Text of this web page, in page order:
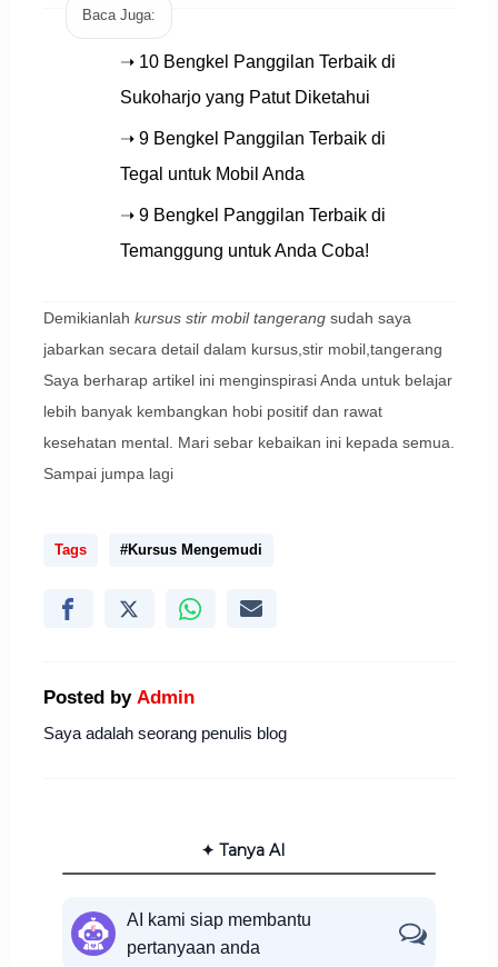
Baca Juga:
➝ 10 Bengkel Panggilan Terbaik di
Sukoharjo yang Patut Diketahui
➝ 9 Bengkel Panggilan Terbaik di
Tegal untuk Mobil Anda
➝ 9 Bengkel Panggilan Terbaik di
Temanggung untuk Anda Coba!
Demikianlah kursus stir mobil tangerangsudah saya
jabarkan secara detail dalam kursus,stir mobil,tangerang
Saya berharap artikel ini menginspirasi Anda untuk belajar
lebih banyak kembangkan hobi positif dan rawat
kesehatan mental. Mari sebar kebaikan ini kepada semua.
Sampai jumpa lagi
Tags #Kursus Mengemudi
Posted by Admin
Saya adalah seorang penulis blog
✦ Tanya AI
AI kami siap membantu
pertanyaan anda